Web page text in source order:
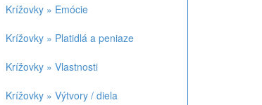
Krížovky » Emócie
Krížovky » Platidlá a peniaze
Krížovky » Vlastnosti
Krížovky » Výtvory / diela